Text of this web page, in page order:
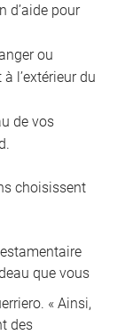
d’aide pour
ou
l’extérieur du
de vos
choisissent
que vous
« Ainsi,
des